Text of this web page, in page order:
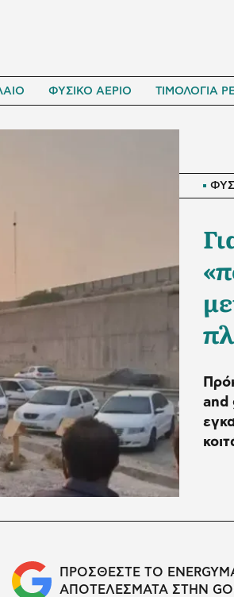
ΦΥΣΙΚΟ ΑΕΡΙΟ ΤΙΜΟΛΟΓΙΑ
and
ΠΡΟΣΘΕΣΤΕ ΤΟ
ΑΠΟΤΕΛΕΣΜΑΤΑ ΣΤΗΝ